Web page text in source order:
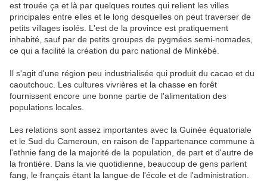
est trouée ça et là par quelques routes qui relient les villes
principales entre elles et le long desquelles on peut traverser de
petits villages isolés. L'est de la province est pratiquement
inhabité, sauf par de petits groupes de pygmées semi-nomades,
ce qui a facilité la création du parc national de Minkébé.
Il s'agit d'une région peu industrialisée qui produit du cacao et du
caoutchouc. Les cultures vivrières et la chasse en forêt
fournissent encore une bonne partie de l'alimentation des
populations locales.
Les relations sont assez importantes avec la Guinée équatoriale
et le Sud du Cameroun, en raison de l'appartenance commune à
l'ethnie fang de la majorité de la population, de part et d'autre de
la frontière. Dans la vie quotidienne, beaucoup de gens parlent
fang, le français étant la langue de l'école et de l'administration.